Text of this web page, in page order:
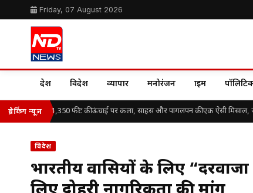
Friday, 07 August 2026
देश विदेश व्यापार मनोरंजन क्राइम
ब्रेकिंग न्यूज़
Petit: 1,350 फीट की ऊंचाई पर कला, साहस और पागलपन की एक ऐसी
विदेश
भारतीय प्रवासियों के लिए